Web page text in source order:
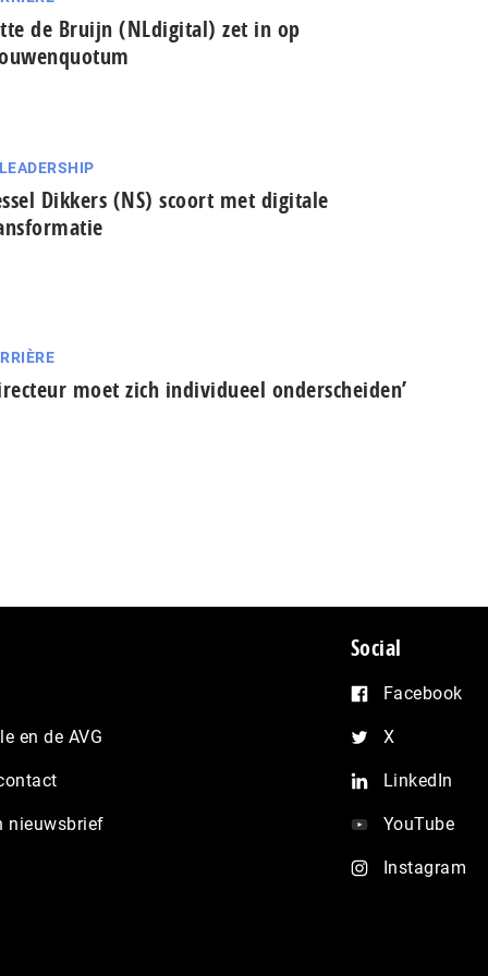
de Bruijn (NLdigital) zet in op
Dikkers (NS) scoort met digitale
moet zich individueel onderscheiden’
en de AVG
nieuwsbrief
Social
Facebook
X
LinkedIn
YouTube
Instagram